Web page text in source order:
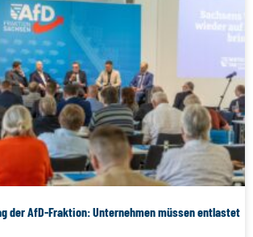
der AfD-Fraktion: Unternehmen müssen entlastet